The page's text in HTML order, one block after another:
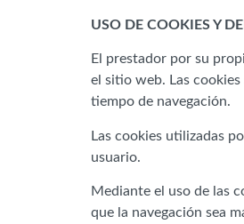
USO DE COOKIES Y
El prestador por su
el sitio web. Las
tiempo de navegación.
Las cookies utilizadas
usuario.
Mediante el uso de las
que la navegación sea